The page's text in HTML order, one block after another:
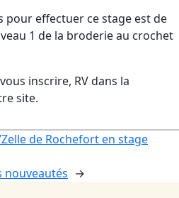
pour effectuer ce stage est de
1 de la broderie au crochet
inscrire, RV dans la
site.
de Rochefort en stage
nouveautés →